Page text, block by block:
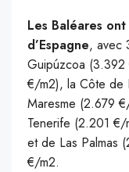
Les Baléares
d’Espagne, avec
Guipúzcoa
€/m2), la Côte de
Maresme (2.679
Tenerife (2.201
et de Las Palmas
€/m2.